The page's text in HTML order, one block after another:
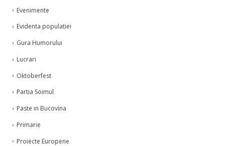
Evenimente
Evidenta populatiei
Gura Humorului
Lucrari
Oktoberfest
Partia Soimul
Paste in Bucovina
Primarie
Proiecte Europene